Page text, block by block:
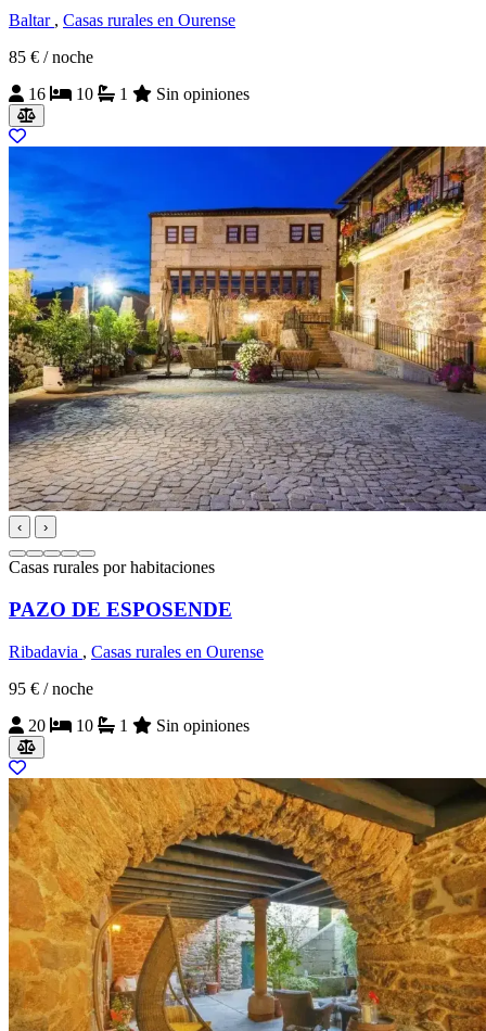
Baltar , Casas rurales en Ourense
85 € / noche
16
10 1 Sin opiniones
‹ ›
Casas rurales por habitaciones
PAZO DE ESPOSENDE
Ribadavia , Casas rurales en Ourense
95 € / noche
20
10 1 Sin opiniones